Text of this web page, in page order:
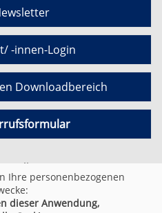
-innen-Login
Downloadbereich
Ihre personenbezogenen
dieser Anwendung,